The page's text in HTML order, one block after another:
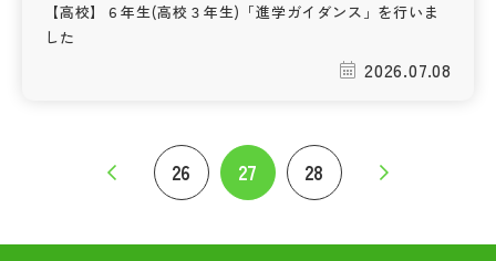
【高校】６年生(高校３年生)「進学ガイダンス」を行いま
した
2026.07.08
26 27 28